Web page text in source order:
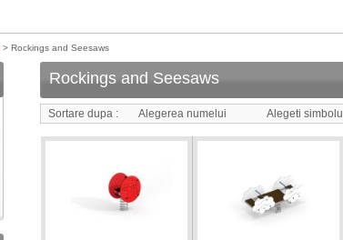
> Rockings and Seesaws
Rockings and Seesaws
Sortare dupa : Alegerea numelui Alegeti simbolul